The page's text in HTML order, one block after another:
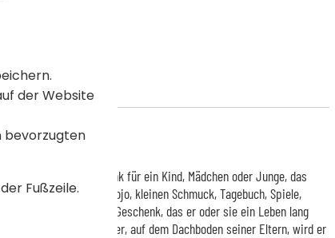
und nützliches Geschenk für ein Kind, Mädchen oder Junge, das
zu verstauen: Ball, Jojo, kleinen Schmuck, Tagebuch, Spiele,
... Ein einzigartiges Geschenk, das er oder sie ein Leben lang
Tages, als Erwachsener, auf dem Dachboden seiner Eltern, wird er
der Website
bevorzugten
Fußzeile.